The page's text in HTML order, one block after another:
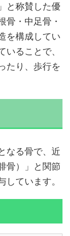
と称賛した優
骨・中足骨・
を構成してい
いることで、
たり、歩行を
なる骨で、近
骨）」と関節
ています。